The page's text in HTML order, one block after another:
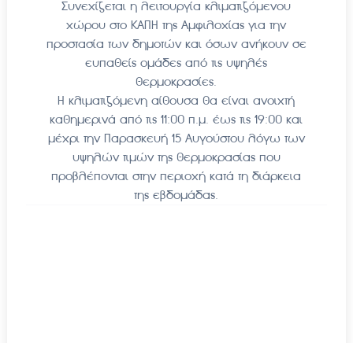
Συνεχίζεται η λειτουργία κλιματιζόμενου
χώρου στο ΚΑΠΗ της Αμφιλοχίας για την
προστασία των δημοτών και όσων ανήκουν σε
ευπαθείς ομάδες από τις υψηλές
θερμοκρασίες.
Η κλιματιζόμενη αίθουσα θα είναι ανοιχτή
καθημερινά από τις 11:00 π.μ. έως τις 19:00 και
μέχρι την Παρασκευή 15 Αυγούστου λόγω των
υψηλών τιμών της θερμοκρασίας που
προβλέπονται στην περιοχή κατά τη διάρκεια
της εβδομάδας.